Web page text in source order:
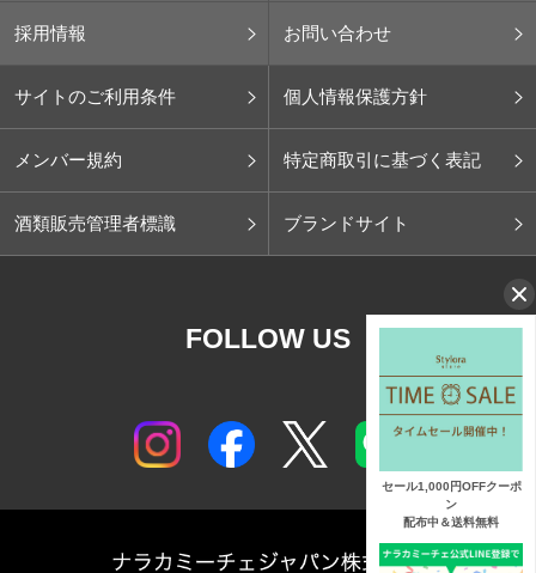
採用情報 お問い合わせ
サイトのご利用条件 個人情報保護方針
メンバー規約 特定商取引に基づく表記
酒類販売管理者標識 ブランドサイト
FOLLOW US
セール1,000円OFFクーポ
ン
配布中＆送料無料